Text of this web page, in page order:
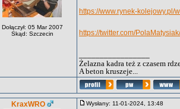
Dołączył: 05 Mar 2007
Skąd: Szczecin
https://www.rynek-
https://twitter.com/
Żelazna kadra też z czasem
A beton kruszeje...
KraxWRO Wysłany: 11-01-2024, 13:48